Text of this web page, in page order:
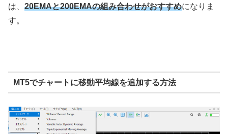
は、 20EMAと200EMAの組み合わせがおすすめになりま
す。
MT5でチャートに移動平均線を追加する方法